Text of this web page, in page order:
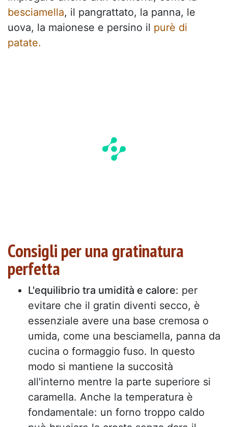
besciamella, il pangrattato, la panna, le
uova, la maionese e persino il purè di
patate.
Consigli per una gratinatura
perfetta
L'equilibrio tra umidità e calore: per
evitare che il gratin diventi secco, è
essenziale avere una base cremosa o
umida, come una besciamella, panna da
cucina o formaggio fuso. In questo
modo si mantiene la succosità
all'interno mentre la parte superiore si
caramella. Anche la temperatura è
fondamentale: un forno troppo caldo